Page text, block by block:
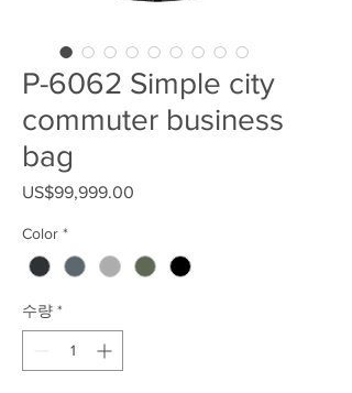
P-6062 Simple city
commuter business
bag
US$99,999.00
Color *
수량 *